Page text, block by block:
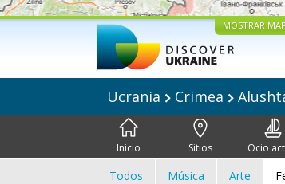
MOSTRAR
Ucrania Crimea
Inicio Sitios Ocio
Todos Música Arte